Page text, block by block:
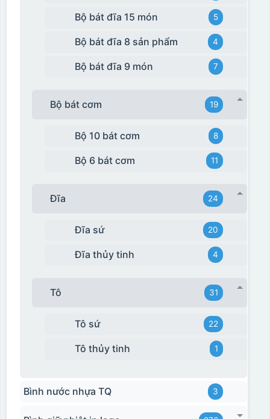
Bộ bát đĩa 15 món 5
Bộ bát đĩa 8 sản phẩm 4
Bộ bát đĩa 9 món 7
Bộ bát cơm 19
Bộ 10 bát cơm 8
Bộ 6 bát cơm 11
Đĩa 24
Đĩa sứ 20
Đĩa thủy tinh 4
Tô 31
Tô sứ 22
Tô thủy tinh 1
Bình nước nhựa TQ 3